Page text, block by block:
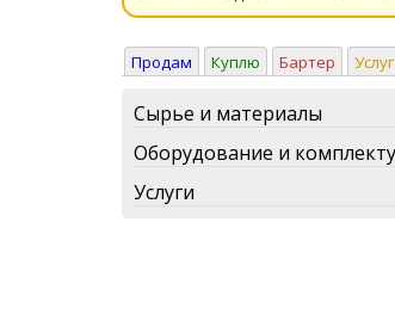
Продам Куплю Бартер
Сырье и материалы
Оборудование и
Услуги